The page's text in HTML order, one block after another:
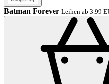
Batman Forever Leihen ab 3.99